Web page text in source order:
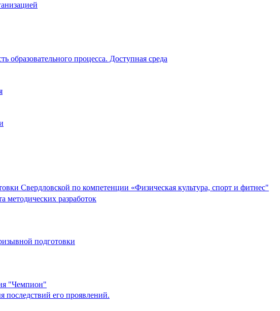
образовательного процесса. Доступная среда
Свердловской по компетенции «Физическая культура, спорт и фитнес"
методических разработок
подготовки
"Чемпион"
его проявлений.